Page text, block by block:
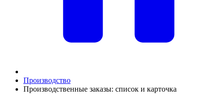
Производство
Производственные заказы: список и карточка